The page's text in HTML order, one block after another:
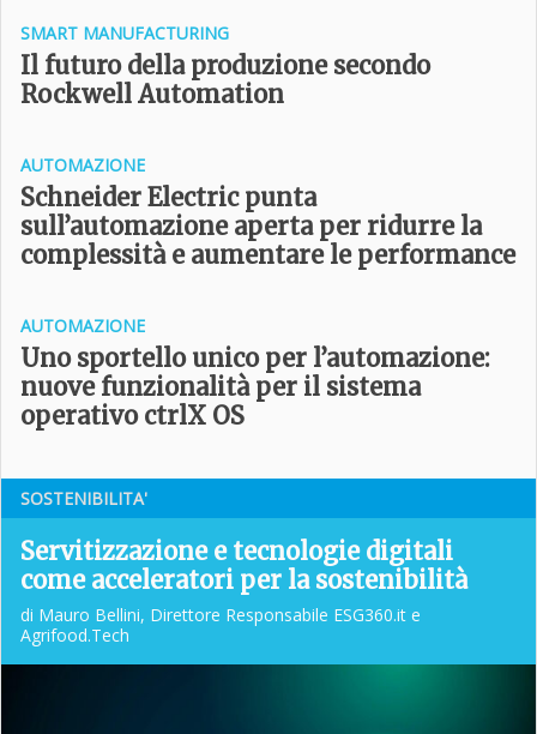
SMART MANUFACTURING
Il futuro della produzione secondo
Rockwell Automation
AUTOMAZIONE
Schneider Electric punta
sull’automazione aperta per ridurre la
complessità e aumentare le performance
AUTOMAZIONE
Uno sportello unico per l’automazione:
nuove funzionalità per il sistema
operativo ctrlX OS
SOSTENIBILITA'
Servitizzazione e tecnologie digitali
come acceleratori per la sostenibilità
di Mauro Bellini, Direttore Responsabile ESG360.it e
Agrifood.Tech